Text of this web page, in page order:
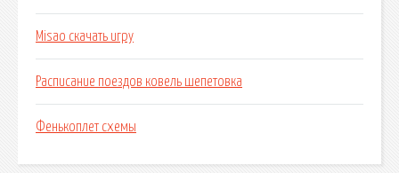
Misao скачать игру
Расписание поездов ковель шепетовка
Фенькоплет схемы